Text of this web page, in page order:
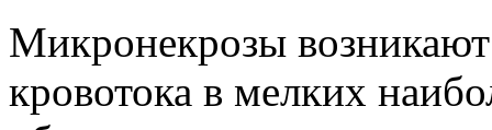
Микронекрозы
кровотока в мелких